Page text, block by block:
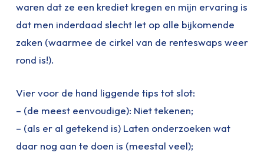
waren dat ze een krediet kregen en mijn ervaring is
dat men inderdaad slecht let op alle bijkomende
zaken (waarmee de cirkel van de renteswaps weer
rond is!).
Vier voor de hand liggende tips tot slot:
– (de meest eenvoudige): Niet tekenen;
– (als er al getekend is) Laten onderzoeken wat
daar nog aan te doen is (meestal veel);